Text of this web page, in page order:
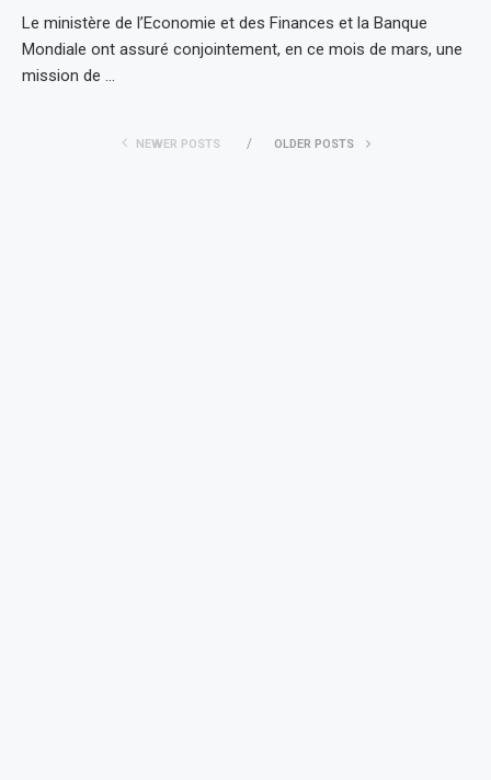
Le ministère de l’Economie et des Finances et la Banque
Mondiale ont assuré conjointement, en ce mois de mars, une
mission de …
NEWER POSTS OLDER POSTS